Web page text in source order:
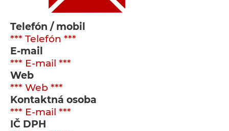
Telefón / mobil
*** Telefón ***
E-mail
*** E-mail ***
Web
*** Web ***
Kontaktná osoba
*** E-mail ***
IČ DPH